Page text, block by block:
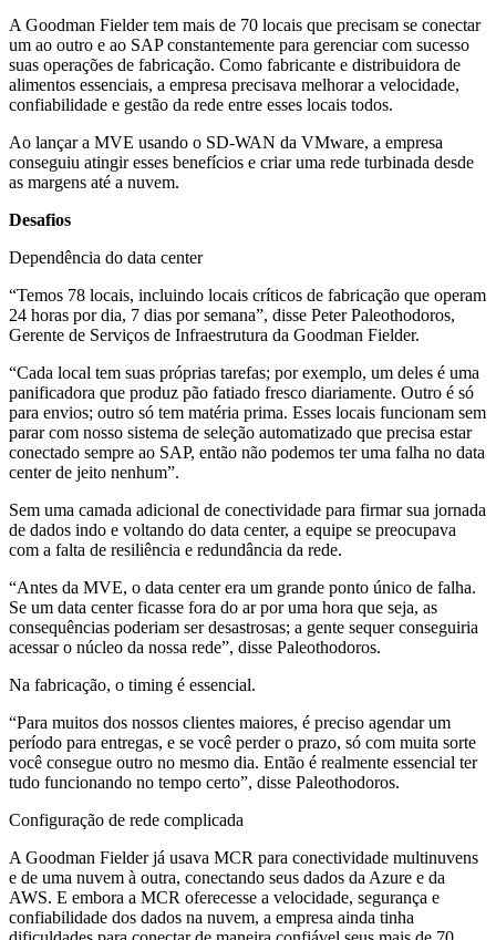
A Goodman Fielder tem mais de 70 locais que precisam se conectar
um ao outro e ao SAP constantemente para gerenciar com sucesso
suas operações de fabricação. Como fabricante e distribuidora de
alimentos essenciais, a empresa precisava melhorar a velocidade,
confiabilidade e gestão da rede entre esses locais todos.
Ao lançar a MVE usando o SD-WAN da VMware, a empresa
conseguiu atingir esses benefícios e criar uma rede turbinada desde
as margens até a nuvem.
Desafios
Dependência do data center
“Temos 78 locais, incluindo locais críticos de fabricação que operam
24 horas por dia, 7 dias por semana”, disse Peter Paleothodoros,
Gerente de Serviços de Infraestrutura da Goodman Fielder.
“Cada local tem suas próprias tarefas; por exemplo, um deles é uma
panificadora que produz pão fatiado fresco diariamente. Outro é só
para envios; outro só tem matéria prima. Esses locais funcionam sem
parar com nosso sistema de seleção automatizado que precisa estar
conectado sempre ao SAP, então não podemos ter uma falha no data
center de jeito nenhum”.
Sem uma camada adicional de conectividade para firmar sua jornada
de dados indo e voltando do data center, a equipe se preocupava
com a falta de resiliência e redundância da rede.
“Antes da MVE, o data center era um grande ponto único de falha.
Se um data center ficasse fora do ar por uma hora que seja, as
consequências poderiam ser desastrosas; a gente sequer conseguiria
acessar o núcleo da nossa rede”, disse Paleothodoros.
Na fabricação, o timing é essencial.
“Para muitos dos nossos clientes maiores, é preciso agendar um
período para entregas, e se você perder o prazo, só com muita sorte
você consegue outro no mesmo dia. Então é realmente essencial ter
tudo funcionando no tempo certo”, disse Paleothodoros.
Configuração de rede complicada
A Goodman Fielder já usava MCR para conectividade multinuvens
e de uma nuvem à outra, conectando seus dados da Azure e da
AWS. E embora a MCR oferecesse a velocidade, segurança e
confiabilidade dos dados na nuvem, a empresa ainda tinha